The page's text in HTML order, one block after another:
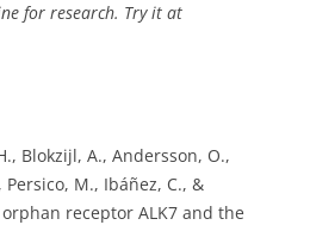
for research. Try it at
Blokzijl, A., Andersson, O.,
M., Ibáñez, C., &
receptor ALK7 and the